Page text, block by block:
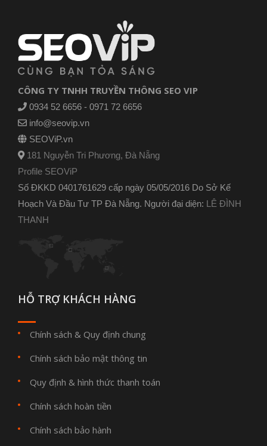
CÔNG TY TNHH TRUYỀN THÔNG SEO VIP
0934 52 6656 - 0971 72 6656
info@seovip.vn
SEOViP.vn
181 Nguyễn Tri Phương, Đà Nẵng
Profile SEOViP
Số ĐKKD 0401761629 cấp ngày 05/05/2016 Do Sở Kế
Hoạch Và Đầu Tư TP Đà Nẵng. Người đại diện: LÊ ĐÌNH
THANH
HỖ TRỢ KHÁCH HÀNG
Chính sách & Quy định chung
Chính sách bảo mật thông tin
Quy định & hình thức thanh toán
Chính sách hoàn tiền
Chính sách bảo hành